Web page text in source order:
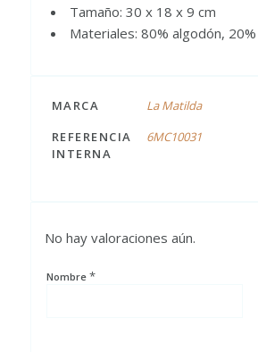
Tamaño: 30 x 18 x 9 cm
Materiales: 80% algodón,
MARCA
La Matilda
REFERENCIA
INTERNA
6MC10031
No hay valoraciones aún.
Nombre *